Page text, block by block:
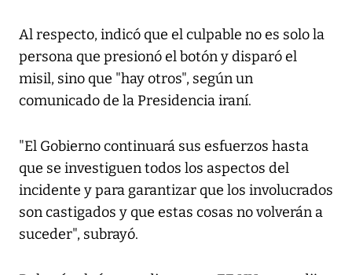
Al respecto, indicó que el culpable no es solo la
persona que presionó el botón y disparó el
misil, sino que "hay otros", según un
comunicado de la Presidencia iraní.
"El Gobierno continuará sus esfuerzos hasta
que se investiguen todos los aspectos del
incidente y para garantizar que los involucrados
son castigados y que estas cosas no volverán a
suceder", subrayó.